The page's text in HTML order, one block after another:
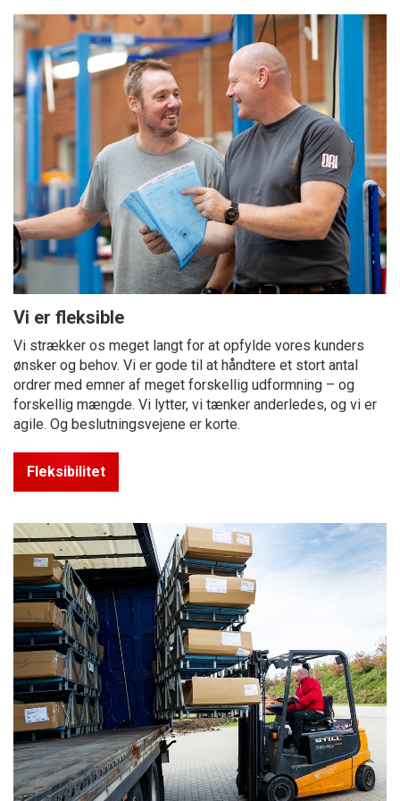
Vi er fleksible
Vi strækker os meget langt for at opfylde vores kunders
ønsker og behov. Vi er gode til at håndtere et stort antal
ordrer med emner af meget forskellig udformning – og
forskellig mængde. Vi lytter, vi tænker anderledes, og vi er
agile. Og beslutnings­vejene er korte.
Fleksibilitet